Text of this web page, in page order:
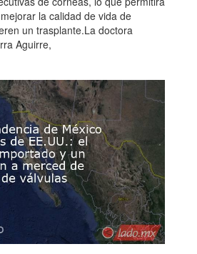
la calidad de vida de
un trasplante.La doctora
Aguirre,